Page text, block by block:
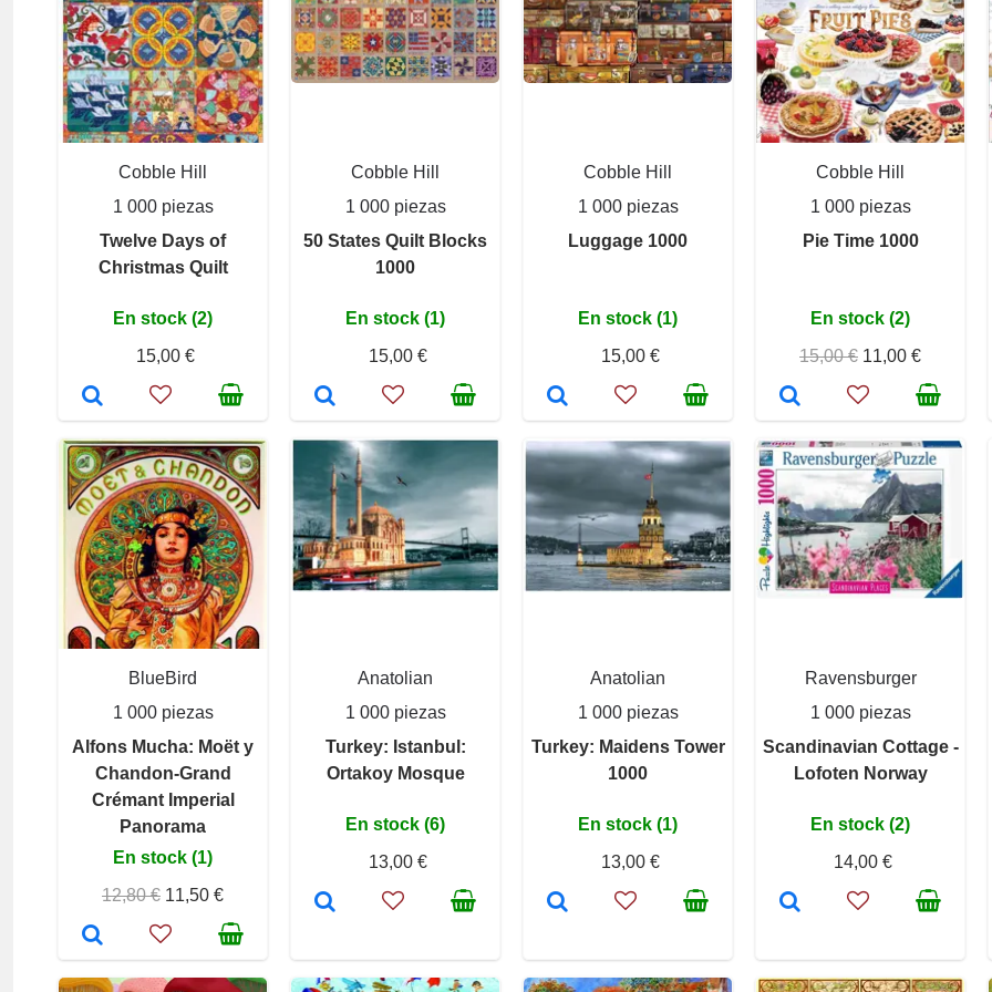
Cobble Hill
1 000 piezas
Twelve Days of
Christmas Quilt
En stock (2)
15,00 €
Cobble Hill
1 000 piezas
50 States Quilt Blocks
1000
En stock (1)
15,00 €
Cobble Hill
1 000 piezas
Luggage 1000
En stock (1)
15,00 €
Cobble Hill
1 000 piezas
Pie Time 1000
En stock (2)
15,00 € 11,00 €
BlueBird
1 000 piezas
Alfons Mucha: Moët y
Chandon-Grand
Crémant Imperial
Panorama
En stock (1)
12,80 € 11,50 €
Anatolian
1 000 piezas
Turkey: Istanbul:
Ortakoy Mosque
En stock (6)
13,00 €
Anatolian
1 000 piezas
Turkey: Maidens Tower
1000
En stock (1)
13,00 €
Ravensburger
1 000 piezas
Scandinavian Cottage -
Lofoten Norway
En stock (2)
14,00 €